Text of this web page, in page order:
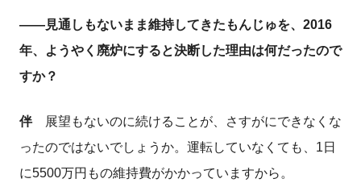
――見通しもないまま維持してきたもんじゅを、2016
年、ようやく廃炉にすると決断した理由は何だったので
すか？
伴展望もないのに続けることが、さすがにできなくな
ったのではないでしょうか。運転していなくても、1日
に5500万円もの維持費がかかっていますから。